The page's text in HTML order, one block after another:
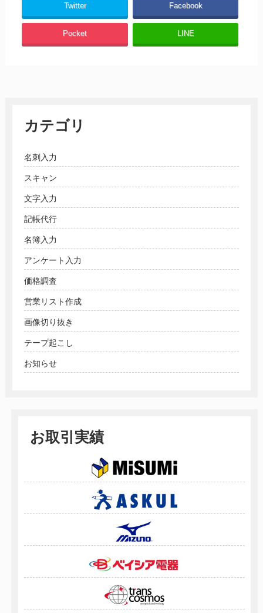
Twitter Facebook
Pocket LINE
カテゴリ
名刺入力
スキャン
文字入力
記帳代行
名簿入力
アンケート入力
価格調査
営業リスト作成
画像切り抜き
テープ起こし
お知らせ
お取引実績